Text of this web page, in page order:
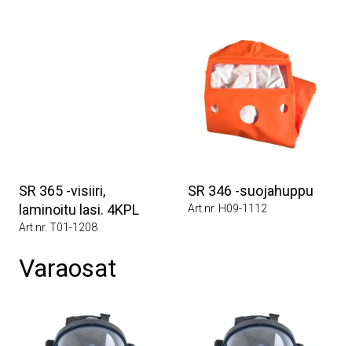
SR 365 -visiiri,
laminoitu lasi. 4KPL
Art.nr. T01-1208
SR 346 -suojahuppu
Art.nr. H09-1112
Varaosat